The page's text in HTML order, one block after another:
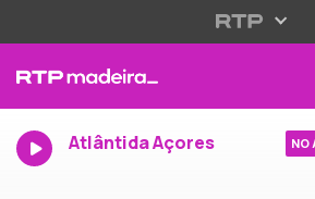
Atlântida Açores NO